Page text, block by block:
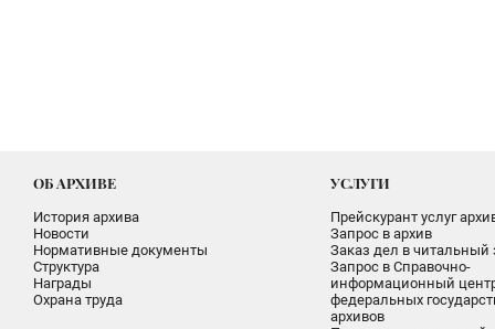
ОБ АРХИВЕ
История архива
Новости
Нормативные документы
Структура
Награды
Охрана труда
УСЛУГИ
Прейскурант услуг
Запрос в архив
Заказ дел в читальный
Запрос в Справочно-
информационный
федеральных
архивов